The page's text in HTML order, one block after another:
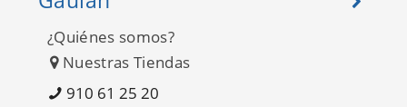
Happy FD26300
¿Quiénes somos?
Nuestras Tiendas
910 61 25 20